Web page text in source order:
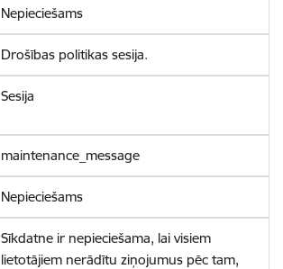
Nepieciešams
Drošības politikas sesija.
Sesija
maintenance_message
Nepieciešams
Sīkdatne ir nepieciešama, lai visiem
lietotājiem nerādītu ziņojumus pēc tam,